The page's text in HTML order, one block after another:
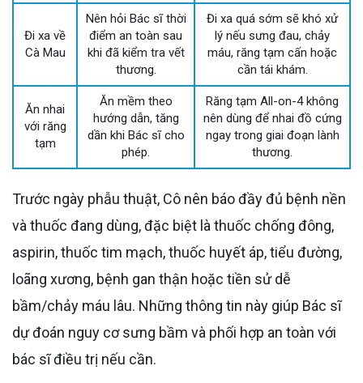
Đi xa về
Cà Mau
Nên hỏi Bác sĩ thời
điểm an toàn sau
khi đã kiểm tra vết
thương.
Đi xa quá sớm sẽ khó xử
lý nếu sưng đau, chảy
máu, răng tạm cấn hoặc
cần tái khám.
Ăn nhai
với răng
tạm
Ăn mềm theo
hướng dẫn, tăng
dần khi Bác sĩ cho
phép.
Răng tạm All-on-4 không
nên dùng để nhai đồ cứng
ngay trong giai đoạn lành
thương.
Trước ngày phẫu thuật, Cô nên báo đầy đủ bệnh nền
và thuốc đang dùng, đặc biệt là thuốc chống đông,
aspirin, thuốc tim mạch, thuốc huyết áp, tiểu đường,
loãng xương, bệnh gan thận hoặc tiền sử dễ
bầm/chảy máu lâu. Những thông tin này giúp Bác sĩ
dự đoán nguy cơ sưng bầm và phối hợp an toàn với
bác sĩ điều trị nếu cần.